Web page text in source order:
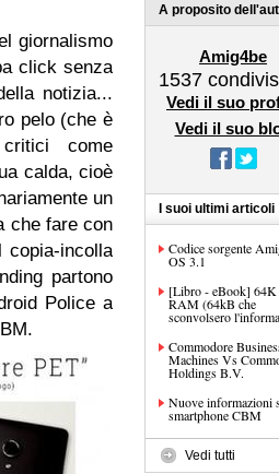
giornalismo
click senza
notizia...
pelo (che è
come
calda, cioè
un
che fare con
copia-incolla
partono
Police a
A proposito
Amig4be
1537
Vedi il suo
Vedi il suo
I suoi ultimi articoli
Codice sorgente
OS 3.1
[Libro - eBook] 64K
RAM (64kB che
sconvolsero
Commodore
Machines Vs
Holdings B.V.
Nuove informazioni
smartphone CBM
Vedi tutti